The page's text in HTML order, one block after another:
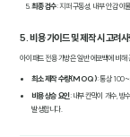
최종 검수: 지퍼 구동성, 내부 안감 이
5. 비용 가이드 및 제작 시 고려
아이패드 전용 가방은 일반 에코백에 비
최소 제작 수량(MOQ): 통상
비용 상승 요인 : 내부 칸막이 개수, 방
발생합니다.